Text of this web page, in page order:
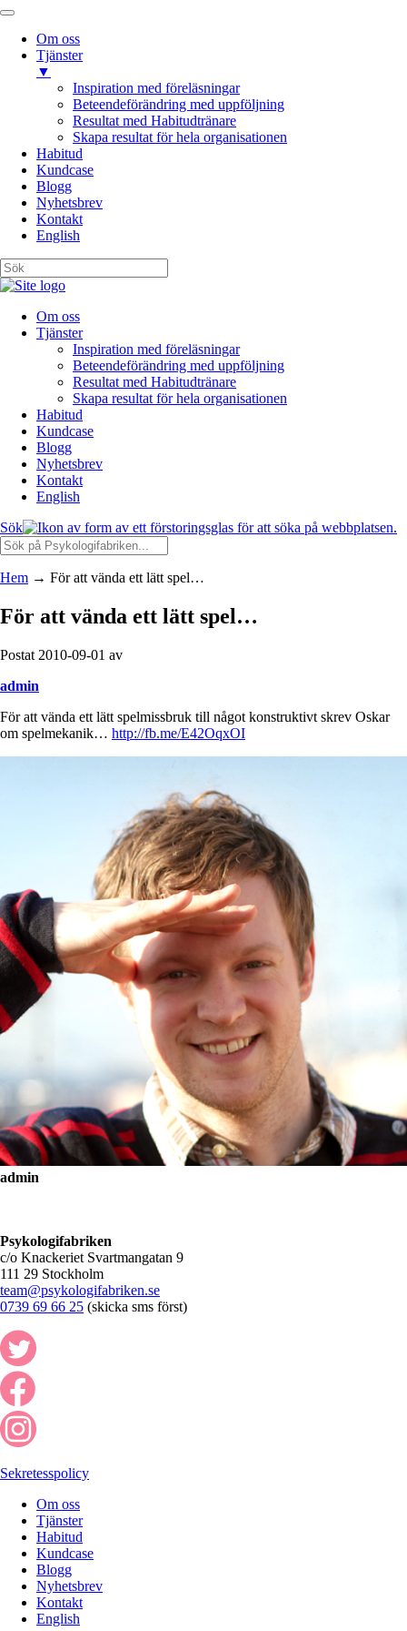
Om oss
Tjänster
▼
Inspiration med föreläsningar
Beteendeförändring med uppföljning
Resultat med Habitudtränare
Skapa resultat för hela organisationen
Habitud
Kundcase
Blogg
Nyhetsbrev
Kontakt
English
Om oss
Tjänster
Inspiration med föreläsningar
Beteendeförändring med uppföljning
Resultat med Habitudtränare
Skapa resultat för hela organisationen
Habitud
Kundcase
Blogg
Nyhetsbrev
Kontakt
English
Sök
Hem → För att vända ett lätt spel…
För att vända ett lätt spel…
Postat 2010-09-01 av
admin
För att vända ett lätt spelmissbruk till något konstruktivt skrev Oskar
om spelmekanik… http://fb.me/E42OqxOI
admin
Psykologifabriken
c/o Knackeriet Svartmangatan 9
111 29 Stockholm
team@psykologifabriken.se
0739 69 66 25 (skicka sms först)
Sekretesspolicy
Om oss
Tjänster
Habitud
Kundcase
Blogg
Nyhetsbrev
Kontakt
English